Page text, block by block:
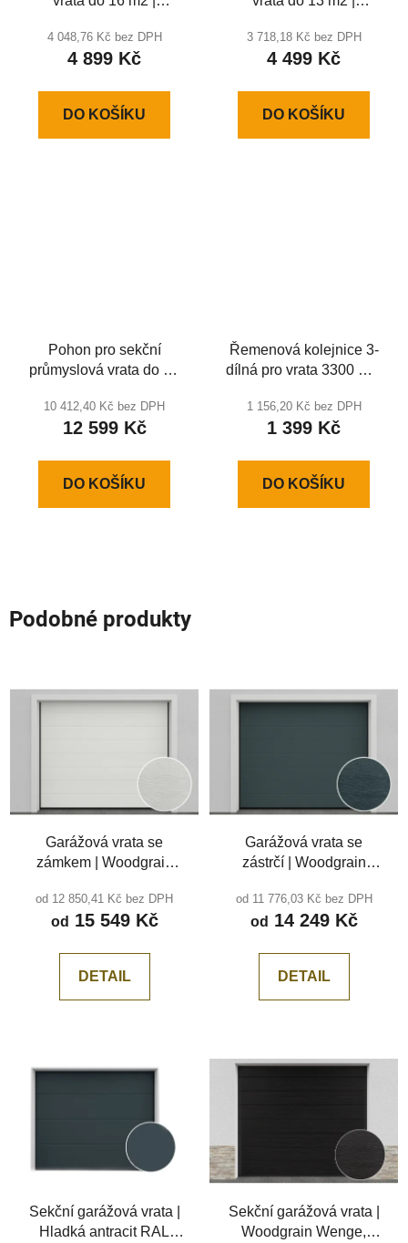
4 048,76 Kč bez DPH
4 899 Kč
DO KOŠÍKU
3 718,18 Kč bez DPH
4 499 Kč
DO KOŠÍKU
Pohon pro sekční
průmyslová vrata do 28
IP65CEKIT
10 412,40 Kč bez DPH
12 599 Kč
DO KOŠÍKU
Řemenová kolejnice 3-
dílná pro vrata 3300 mm
mm
1 156,20 Kč bez DPH
1 399 Kč
DO KOŠÍKU
Podobné produkty
Garážová vrata se
zámkem | Woodgrain
drážka
od 12 850,41 Kč bez DPH
od 15 549 Kč
DETAIL
Garážová vrata se
zástrčí | Woodgrain
středová drážka
od 11 776,03 Kč bez DPH
od 14 249 Kč
DETAIL
Sekční garážová vrata |
Hladká antracit RAL
Sekční garážová vrata |
Woodgrain Wenge,